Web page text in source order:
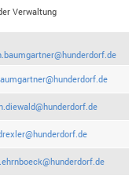
Verwaltung